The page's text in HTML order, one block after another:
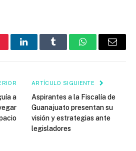
LinkedInTumblr WhatsAppEmail
a
ARTÍCULO SIGUIENTE
Aspirantes a la Fiscalía de
Guanajuato presentan su
visión y estrategias ante
legisladores